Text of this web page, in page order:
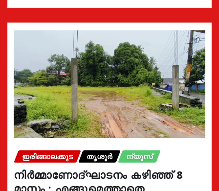
ഇരിങ്ങാലക്കുട തൃശൂർ ന്യൂസ്
നിർമ്മാണോദ്ഘാടനം കഴിഞ്ഞ് 8
മാസം : എങ്ങുമെത്താതെ